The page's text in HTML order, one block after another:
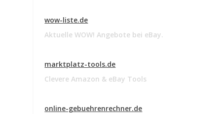
wow-liste.de
Aktuelle WOW! Angebote bei eBay.
marktplatz-tools.de
Clevere Amazon & eBay Tools
online-gebuehrenrechner.de